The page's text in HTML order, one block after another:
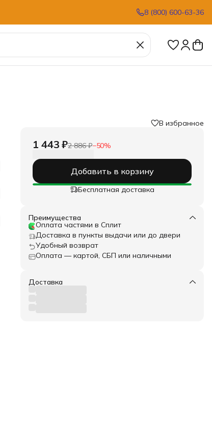
8 (800) 600-63-36
В избранное
1 443 ₽2 886 ₽−50%
Добавить в корзину
Бесплатная доставка
Преимущества
Оплата частями в Сплит
Доставка в пункты выдачи или до двери
Удобный возврат
Оплата — картой, СБП или наличными
Доставка